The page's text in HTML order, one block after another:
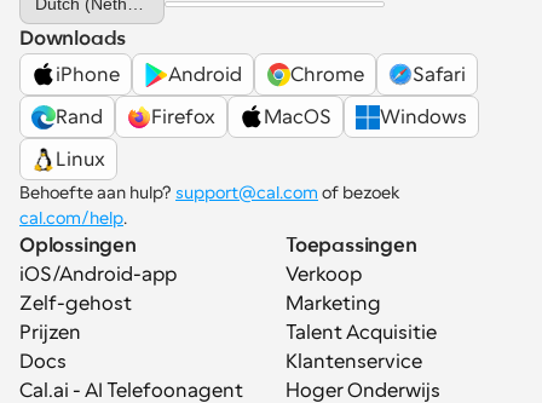
Downloads
iPhone
Android Chrome
Safari
Rand
Firefox MacOS
Windows
Linux
Behoefte aan hulp? support@cal.com
cal.com/help.
Oplossingen
iOS/Android-app
Zelf-gehost
Prijzen
Docs
Cal.ai - AI Telefoonagent
Toepassingen
Verkoop
Marketing
Talent Acquisitie
Klantenservice
Hoger Onderwijs